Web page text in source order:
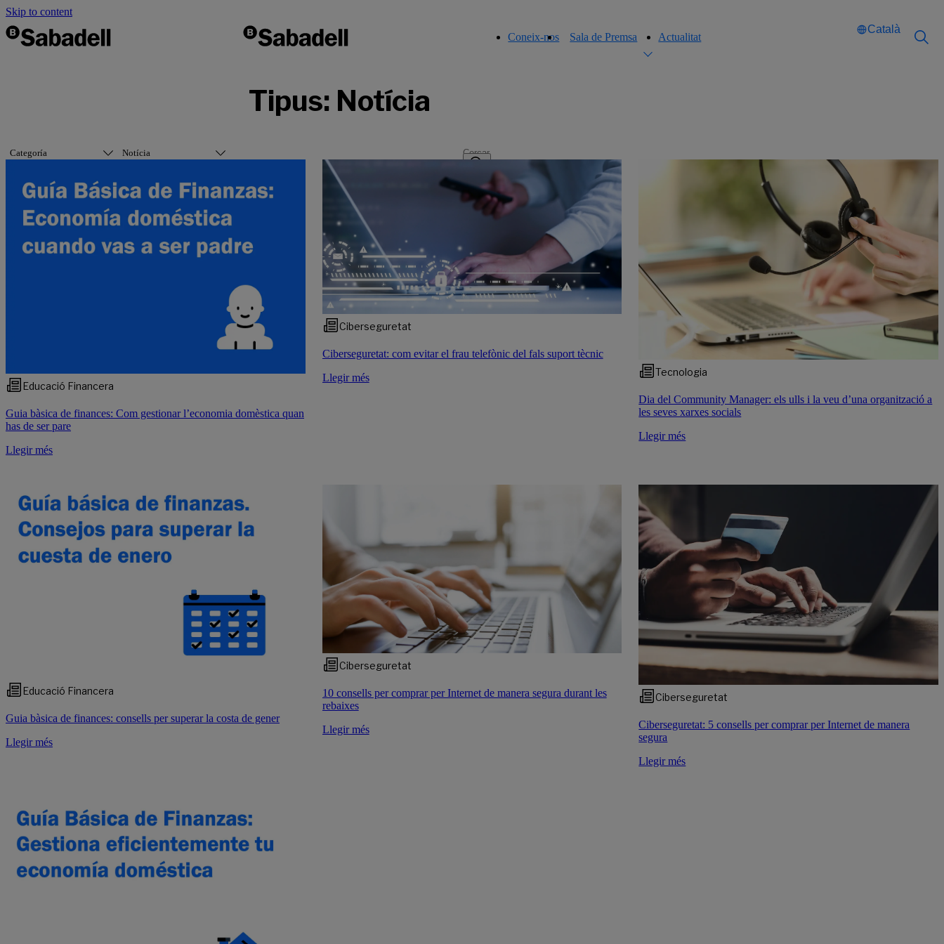
Skip to content
Coneix-nos Sala de Premsa Actualitat
Català
Tipus: Notícia
Categoría Notícia
Educació Financera
Guia bàsica de finances: Com gestionar l’economia domèstica quan
has de ser pare
Llegir més
Ciberseguretat
Ciberseguretat: com evitar el frau telefònic del fals suport tècnic
Llegir més
Tecnologia
Dia del Community Manager: els ulls i la veu d’una organització a
les seves xarxes socials
Llegir més
Educació Financera
Guia bàsica de finances: consells per superar la costa de gener
Llegir més
Ciberseguretat
10 consells per comprar per Internet de manera segura durant les
rebaixes
Llegir més
Ciberseguretat
Ciberseguretat: 5 consells per comprar per Internet de manera
segura
Llegir més